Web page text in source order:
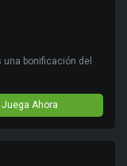
bonificación del
Juega Ahora